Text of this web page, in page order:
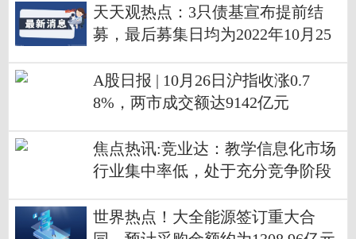
天天观热点：3只债基宣布提前结
募，最后募集日均为2022年10月25
A股日报 | 10月26日沪指收涨0.7
8%，两市成交额达9142亿元
焦点热讯:竞业达：教学信息化市场
行业集中率低，处于充分竞争阶段
世界热点！大全能源签订重大合